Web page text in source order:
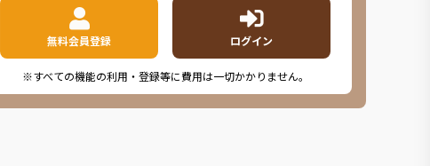
無料会員登録 ログイン
※すべての機能の利用・登録等に費用は一切かかりません。